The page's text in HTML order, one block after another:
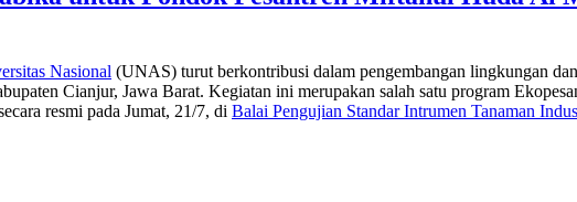
Nasional (UNAS) turut berkontribusi dalam pengembangan lingkungan
Cianjur, Jawa Barat. Kegiatan ini merupakan salah satu program
resmi pada Jumat, 21/7, di Balai Pengujian Standar Intrumen Tanaman